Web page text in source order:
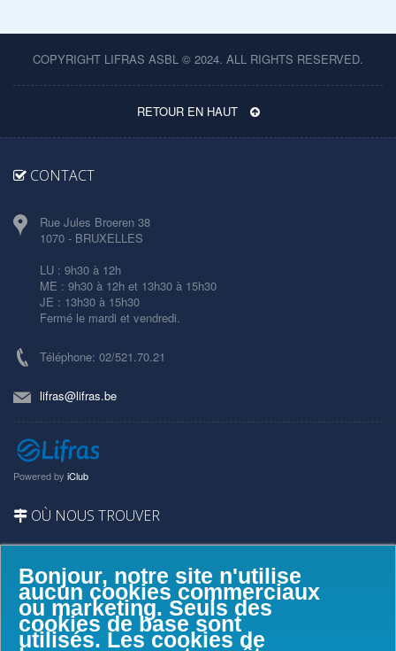
Bonjour, notre site n'utilise
aucun cookies commerciaux
ou marketing. Seuls des
cookies de base sont
utilisés. Les cookies de
COPYRIGHT LIFRAS ASBL © 2024. ALL RIGHTS RESERVED.
RETOUR EN HAUT
CONTACT
Rue Jules Broeren 38
1070 - BRUXELLES
LU : 9h30 à 12h
ME : 9h30 à 12h et 13h30 à 15h30
JE : 13h30 à 15h30
Fermé le mardi et vendredi.
Téléphone: 02/521.70.21
lifras@lifras.be
Powered by iClub
OÙ NOUS TROUVER